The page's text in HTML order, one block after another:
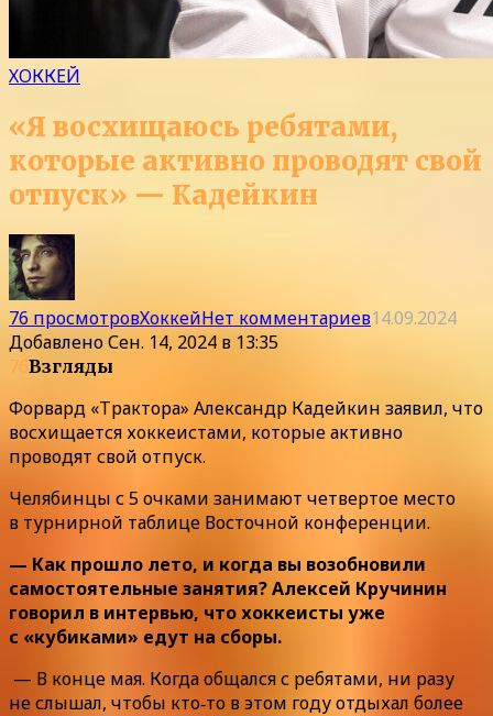
ХОККЕЙ
«Я восхищаюсь ребятами,
которые активно проводят свой
отпуск» — Кадейкин
76 просмотровХоккейНет комментариев14.09.2024
ДобавленоСен. 14, 2024 в 13:35
76Взгляды
Форвард «Трактора» Александр Кадейкин заявил, что
восхищается хоккеистами, которые активно
проводят свой отпуск.
Челябинцы с 5 очками занимают четвертое место
в турнирной таблице Восточной конференции.
— Как прошло лето, и когда вы возобновили
самостоятельные занятия? Алексей Кручинин
говорил в интервью, что хоккеисты уже
с «кубиками» едут на сборы.
— В конце мая. Когда общался с ребятами, ни разу
не слышал, чтобы кто‑то в этом году отдыхал более